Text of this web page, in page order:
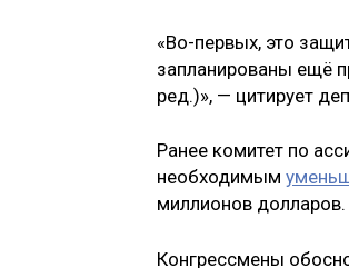
«Во-первых, это
запланированы ещё
ред.)», — цитирует
Ранее комитет по
необходимым
миллионов долларов.
Конгрессмены